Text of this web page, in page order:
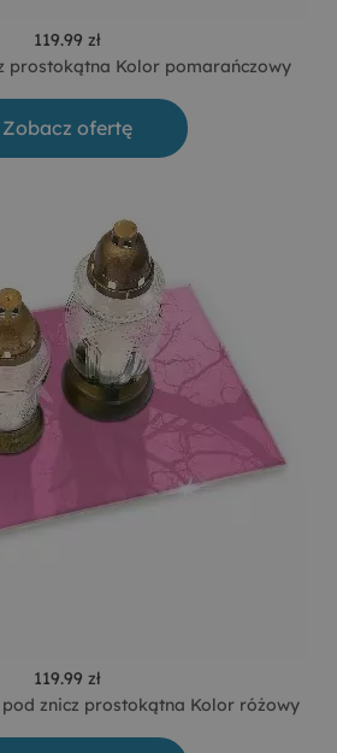
119.99 zł
prostokątna Kolor pomarańczowy
Zobacz ofertę
119.99 zł
znicz prostokątna Kolor różowy